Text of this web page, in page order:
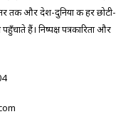
तक और देश-दुनिया की हर छोटी-
हैं। निष्पक्ष पत्रकारिता और